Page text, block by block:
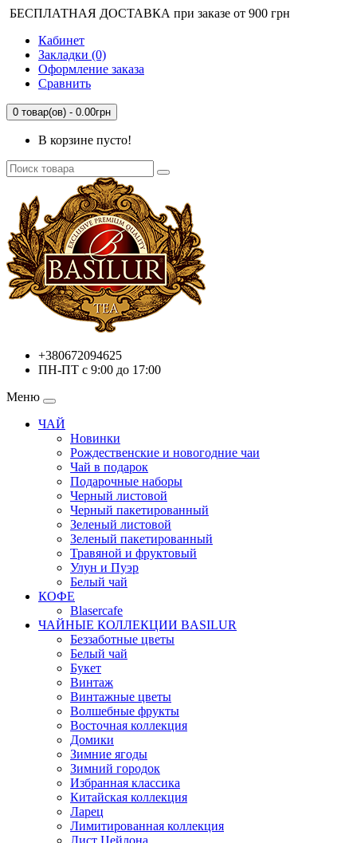
БЕСПЛАТНАЯ ДОСТАВКА при заказе от 900 грн
Кабинет
Закладки (0)
Оформление заказа
Сравнить
0 товар(ов) - 0.00грн
В корзине пусто!
+380672094625
ПН-ПТ с 9:00 до 17:00
Меню
ЧАЙ
Новинки
Рождественские и новогодние чаи
Чай в подарок
Подарочные наборы
Черный листовой
Черный пакетированный
Зеленый листовой
Зеленый пакетированный
Травяной и фруктовый
Улун и Пуэр
Белый чай
КОФЕ
Blasercafe
ЧАЙНЫЕ КОЛЛЕКЦИИ BASILUR
Беззаботные цветы
Белый чай
Букет
Винтаж
Винтажные цветы
Волшебные фрукты
Восточная коллекция
Домики
Зимние ягоды
Зимний городок
Избранная классика
Китайская коллекция
Ларец
Лимитированная коллекция
Лист Цейлона